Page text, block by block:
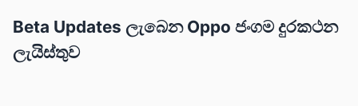
Beta Updates ලැබෙන Oppo ජංගම දුරකථන
ලැයිස්තුව